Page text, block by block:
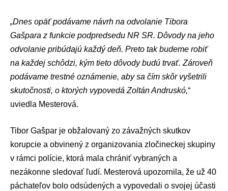
„Dnes opäť podávame návrh na odvolanie Tibora
Gašpara z funkcie podpredsedu NR SR. Dôvody na jeho
odvolanie pribúdajú každý deň. Preto tak budeme robiť
na každej schôdzi, kým tieto dôvody budú trvať. Zároveň
podávame trestné oznámenie, aby sa čím skôr vyšetrili
skutočnosti, o ktorých vypovedá Zoltán Andruskó,“
uviedla Mesterová.
Tibor Gašpar je obžalovaný zo závažných skutkov
korupcie a obvinený z organizovania zločineckej skupiny
v rámci polície, ktorá mala chrániť vybraných a
nezákonne sledovať ľudí. Mesterová upozornila, že už 40
páchateľov bolo odsúdených a vypovedali o svojej účasti